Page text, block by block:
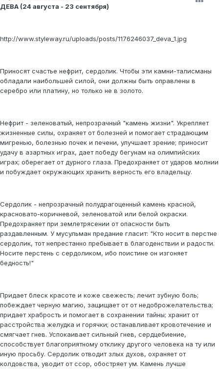
ДЕВА (24 августа - 23 сентября)
http://www.styleway.ru/uploads/posts/1176246037_deva_1.jpg
Приносят счастье нефрит, сердолик. Чтобы эти камни-талисманы
обладали наибольшей силой, они должны быть оправлены в
серебро или платину, но только не в золото.
Нефрит - зеленоватый, непрозрачный "камень жизни". Укрепляет
жизненные силы, охраняет от болезней и помогает страдающим
мигренью, болезнью почек и печени, улучшает зрение; приносит
удачу в азартных играх, дает победу бегунам на олимпийских
играх; оберегает от дурного глаза. Предохраняет от ударов молнии
и побуждает окружающих хранить верность его владельцу.
Сердолик - непрозрачный полудрагоценный камень красной,
красновато-коричневой, зеленоватой или белой окраски.
Предохраняет при землетрясении от опасности быть
раздавленным. У мусульман предание гласит: "Кто носит в перстне
сердолик, тот непрестанно пребывает в благоденствии и радости.
Носите перстень с сердоликом, ибо поистине он изгоняет
бедность!"
Придает блеск красоте и коже свежесть; лечит зубную боль;
побеждает черную магию, защищает от от недоброжелательства;
придает храбрость и помогает в сохранении тайны; хранит от
расстройства желудка и горячки; останавливает кровотечение и
смягчает гнев. Успокаивает сильный гнев, сердцебиение,
способствует благоприятному отклику другого человека на ту или
иную просьбу. Сердолик отводит злых духов, охраняет от
колдовства, уводит от ссор, обостряет ум. Камень лучше